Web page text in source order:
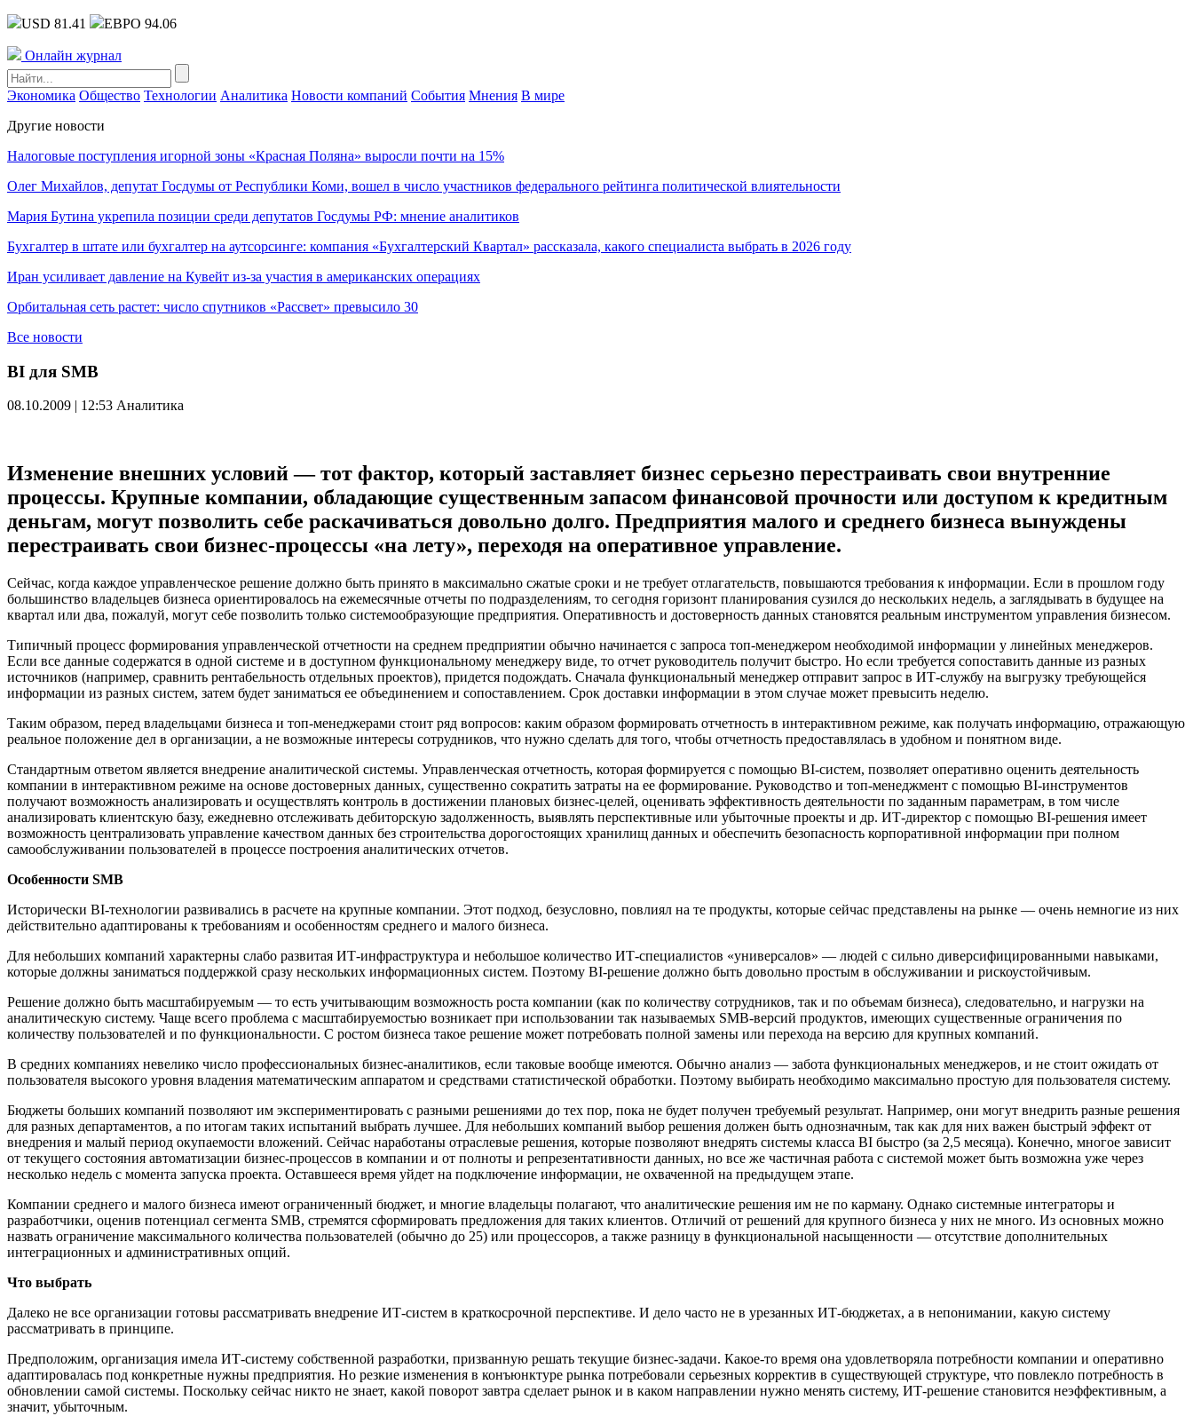
USD 81.41 ЕВРО 94.06
Онлайн журнал
Экономика Общество Технологии Аналитика Новости компаний События Мнения В мире
Другие новости
Налоговые поступления игорной зоны «Красная Поляна» выросли почти на 15%
Олег Михайлов, депутат Госдумы от Республики Коми, вошел в число участников федерального рейтинга политической влиятельности
Мария Бутина укрепила позиции среди депутатов Госдумы РФ: мнение аналитиков
Бухгалтер в штате или бухгалтер на аутсорсинге: компания «Бухгалтерский Квартал» рассказала, какого специалиста выбрать в 2026 году
Иран усиливает давление на Кувейт из-за участия в американских операциях
Орбитальная сеть растет: число спутников «Рассвет» превысило 30
Все новости
BI для SMB
08.10.2009 | 12:53 Аналитика
Изменение внешних условий — тот фактор, который заставляет бизнес серьезно перестраивать свои внутренние
процессы. Крупные компании, обладающие существенным запасом финансовой прочности или доступом к кредитным
деньгам, могут позволить себе раскачиваться довольно долго. Предприятия малого и среднего бизнеса вынуждены
перестраивать свои бизнес-процессы «на лету», переходя на оперативное управление.
Cейчас, когда каждое управленческое решение должно быть принято в максимально сжатые сроки и не требует отлагательств, повышаются требования к информации. Если в прошлом году
большинство владельцев бизнеса ориентировалось на ежемесячные отчеты по подразделениям, то сегодня горизонт планирования сузился до нескольких недель, а заглядывать в будущее на
квартал или два, пожалуй, могут себе позволить только системообразующие предприятия. Оперативность и достоверность данных становятся реальным инструментом управления бизнесом.
Типичный процесс формирования управленческой отчетности на среднем предприятии обычно начинается с запроса топ-менеджером необходимой информации у линейных менеджеров.
Если все данные содержатся в одной системе и в доступном функциональному менеджеру виде, то отчет руководитель получит быстро. Но если требуется сопоставить данные из разных
источников (например, сравнить рентабельность отдельных проектов), придется подождать. Сначала функциональный менеджер отправит запрос в ИТ-службу на выгрузку требующейся
информации из разных систем, затем будет заниматься ее объединением и сопоставлением. Срок доставки информации в этом случае может превысить неделю.
Таким образом, перед владельцами бизнеса и топ-менеджерами стоит ряд вопросов: каким образом формировать отчетность в интерактивном режиме, как получать информацию, отражающую
реальное положение дел в организации, а не возможные интересы сотрудников, что нужно сделать для того, чтобы отчетность предоставлялась в удобном и понятном виде.
Стандартным ответом является внедрение аналитической системы. Управленческая отчетность, которая формируется с помощью BI-систем, позволяет оперативно оценить деятельность
компании в интерактивном режиме на основе достоверных данных, существенно сократить затраты на ее формирование. Руководство и топ-менеджмент с помощью BI-инструментов
получают возможность анализировать и осуществлять контроль в достижении плановых бизнес-целей, оценивать эффективность деятельности по заданным параметрам, в том числе
анализировать клиентскую базу, ежедневно отслеживать дебиторскую задолженность, выявлять перспективные или убыточные проекты и др. ИТ-директор с помощью BI-решения имеет
возможность централизовать управление качеством данных без строительства дорогостоящих хранилищ данных и обеспечить безопасность корпоративной информации при полном
самообслуживании пользователей в процессе построения аналитических отчетов.
Особенности SMB
Исторически BI-технологии развивались в расчете на крупные компании. Этот подход, безусловно, повлиял на те продукты, которые сейчас представлены на рынке — очень немногие из них
действительно адаптированы к требованиям и особенностям среднего и малого бизнеса.
Для небольших компаний характерны слабо развитая ИТ-инфраструктура и небольшое количество ИТ-специалистов «универсалов» — людей с сильно диверсифицированными навыками,
которые должны заниматься поддержкой сразу нескольких информационных систем. Поэтому BI-решение должно быть довольно простым в обслуживании и рискоустойчивым.
Решение должно быть масштабируемым — то есть учитывающим возможность роста компании (как по количеству сотрудников, так и по объемам бизнеса), следовательно, и нагрузки на
аналитическую систему. Чаще всего проблема c масштабируемостью возникает при использовании так называемых SMB-версий продуктов, имеющих существенные ограничения по
количеству пользователей и по функциональности. С ростом бизнеса такое решение может потребовать полной замены или перехода на версию для крупных компаний.
В средних компаниях невелико число профессиональных бизнес-аналитиков, если таковые вообще имеются. Обычно анализ — забота функциональных менеджеров, и не стоит ожидать от
пользователя высокого уровня владения математическим аппаратом и средствами статистической обработки. Поэтому выбирать необходимо максимально простую для пользователя систему.
Бюджеты больших компаний позволяют им экспериментировать с разными решениями до тех пор, пока не будет получен требуемый результат. Например, они могут внедрить разные решения
для разных департаментов, а по итогам таких испытаний выбрать лучшее. Для небольших компаний выбор решения должен быть однозначным, так как для них важен быстрый эффект от
внедрения и малый период окупаемости вложений. Сейчас наработаны отраслевые решения, которые позволяют внедрять системы класса BI быстро (за 2,5 месяца). Конечно, многое зависит
от текущего состояния автоматизации бизнес-процессов в компании и от полноты и репрезентативности данных, но все же частичная работа с системой может быть возможна уже через
несколько недель с момента запуска проекта. Оставшееся время уйдет на подключение информации, не охваченной на предыдущем этапе.
Компании среднего и малого бизнеса имеют ограниченный бюджет, и многие владельцы полагают, что аналитические решения им не по карману. Однако системные интеграторы и
разработчики, оценив потенциал сегмента SMB, стремятся сформировать предложения для таких клиентов. Отличий от решений для крупного бизнеса у них не много. Из основных можно
назвать ограничение максимального количества пользователей (обычно до 25) или процессоров, а также разницу в функциональной насыщенности — отсутствие дополнительных
интеграционных и административных опций.
Что выбрать
Далеко не все организации готовы рассматривать внедрение ИТ-систем в краткосрочной перспективе. И дело часто не в урезанных ИТ-бюджетах, а в непонимании, какую систему
рассматривать в принципе.
Предположим, организация имела ИТ-систему собственной разработки, призванную решать текущие бизнес-задачи. Какое-то время она удовлетворяла потребности компании и оперативно
адаптировалась под конкретные нужны предприятия. Но резкие изменения в конъюнктуре рынка потребовали серьезных корректив в существующей структуре, что повлекло потребность в
обновлении самой системы. Поскольку сейчас никто не знает, какой поворот завтра сделает рынок и в каком направлении нужно менять систему, ИТ-решение становится неэффективным, а
значит, убыточным.